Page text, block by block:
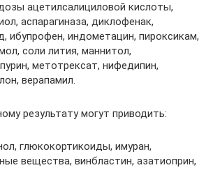
ацетилсалициловой кислоты,
аспарагиназа, диклофенак,
ибупрофен, индометацин, пироксикам,
соли лития, маннитол,
метотрексат, нифедипин,
верапамил.
результату могут приводить:
глюкокортикоиды, имуран,
вещества, винбластин, азатиоприн,